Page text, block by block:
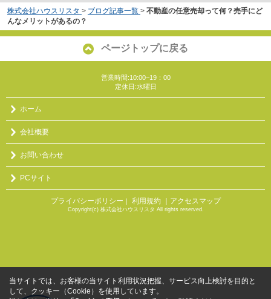
株式会社ハウスリスタ > ブログ記事一覧 > 不動産の任意売却って何？売手にど
んなメリットがあるの？
ページトップに戻る
営業時間:10:00~19：00
定休日:水曜日
ホーム
会社概要
お問い合わせ
PCサイト
プライバシーポリシー ｜ 利用規約 ｜アクセスマップ
Copyright(c) 株式会社ハウスリスタ All rights reserved.
当サイトでは、お客様の当サイト利用状況把握、サービス向上検討を目的と
して、クッキー（Cookie）を使用しています。